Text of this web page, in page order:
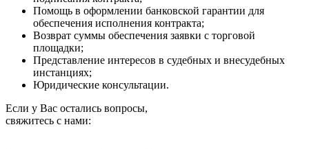
Помощь в оформлении банковской гарантии для
обеспечения исполнения контракта;
Возврат суммы обеспечения заявки с торговой
площадки;
Представление интересов в судебных и внесудебных
инстанциях;
Юридические консультации.
Если у Вас остались вопросы,
свяжитесь с нами: